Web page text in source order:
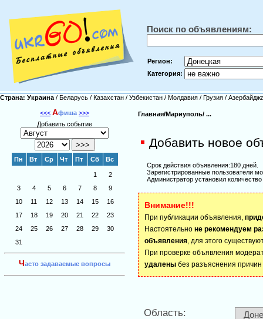
Поиск по объявлениям:
Регион:
Категория:
Страна: Украина / Беларусь / Казахстан / Узбекистан / Молдавия / Грузия /
<<< Афиша >>>
Добавить событие
Пн Вт Ср Чт Пт Сб Вс
1
2
3
4 5 6 7 8
9
10
11 12 13 14 15
16
17
18 19 20 21 22
23
24
25 26 27 28 29
30
31
Часто задаваемые вопросы
Главная/Мариуполь/ ...
Добавить новое
Срок действия объявления:180 дней.
Зарегистрированные пользователи
Администратор установил
Внимание!!!
При публикации объявления,
Настоятельно не рекомендуем
объявления, для этого
При проверке объявления
удалены без разъяснения
Область: